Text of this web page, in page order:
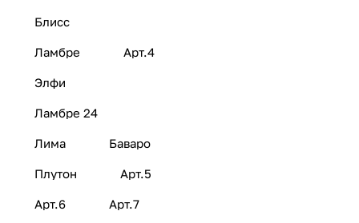
Блисс
Ламбре Арт.4
Элфи
Ламбре 24
Лима Баваро
Плутон Арт.5
Арт.6 Арт.7